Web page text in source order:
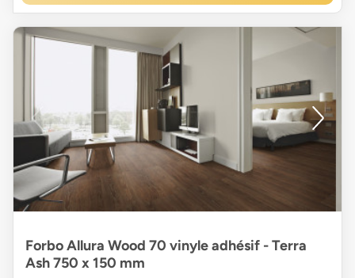
Forbo Allura Wood 70 vinyle adhésif - Terra
Ash 750 x 150 mm